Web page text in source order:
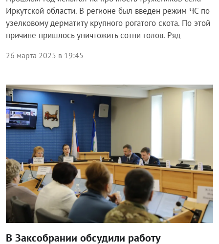
Иркутской области. В регионе был введен режим ЧС по
узелковому дерматиту крупного рогатого скота. По этой
причине пришлось уничтожить сотни голов. Ряд
26 марта 2025 в 19:45
Общество
В Заксобрании обсудили работу